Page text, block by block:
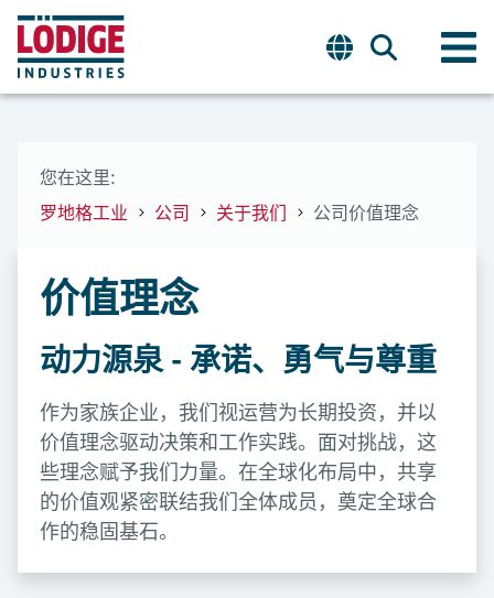
您在这里:
罗地格工业
公司 关于我们 公司价值理念
价值理念
动力源泉 - 承诺、勇气与尊重
作为家族企业，我们视运营为长期投资，并以
价值理念驱动决策和工作实践。面对挑战，这
些理念赋予我们力量。在全球化布局中，共享
的价值观紧密联结我们全体成员，奠定全球合
作的稳固基石。